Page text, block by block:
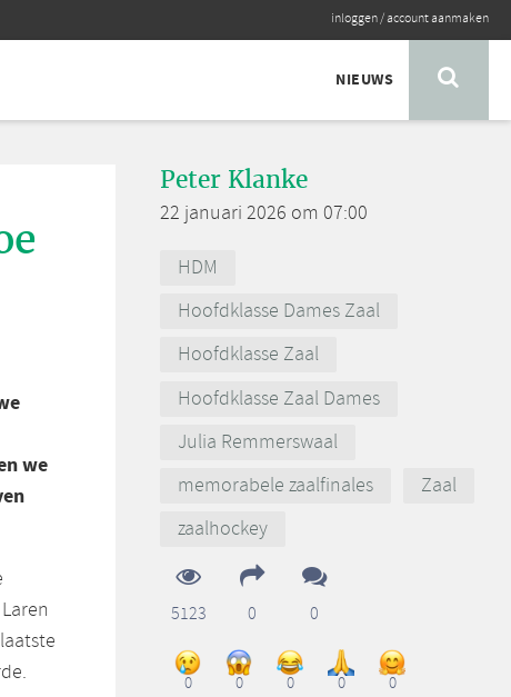
inloggen/account aanmaken
NIEUWS
we
Peter Klanke
22 januari 2026 om 07:00
HDM
Hoofdklasse Dames Zaal
Hoofdklasse Zaal
Hoofdklasse Zaal Dames
Julia Remmerswaal
memorabele zaalfinales
Zaal
zaalhockey
5123 0 0
0 0 0 0 0